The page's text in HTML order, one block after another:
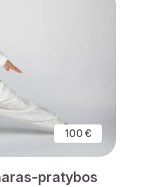
100 €
pratybos